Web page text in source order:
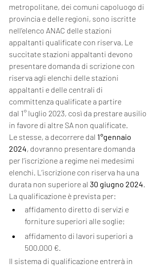
metropolitane, dei comuni capoluogo di
provincia e delle regioni, sono iscritte
nell’elenco ANAC delle stazioni
appaltanti qualificate con riserva. Le
succitate stazioni appaltanti devono
presentare domanda di scrizione con
riserva agli elenchi delle stazioni
appaltanti e delle centrali di
committenza qualificate a partire
dal 1° luglio 2023, così da prestare ausilio
in favore di altre SA non qualificate.
Le stesse, a decorrere dal 1°gennaio
2024, dovranno presentare domanda
per l’iscrizione a regime nei medesimi
elenchi. L’iscrizione con riserva ha una
durata non superiore al 30 giugno 2024.
La qualificazione è prevista per:
affidamento diretto di servizi e
forniture superiori alle soglie;
affidamento di lavori superiori a
500.000 €.
Il sistema di qualificazione entrerà in